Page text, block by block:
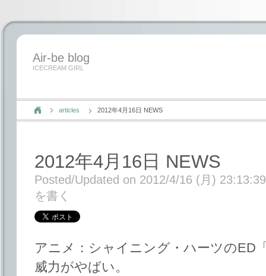
Air-be blog
ICECREAM GIRL
articles 2012年4月16日 NEWS
2012年4月16日 NEWS
Posted/Updated on 2012/4/16 (月) 23:13:39
を書く
アニメ：シャイニング・ハーツのED
威力がやばい。